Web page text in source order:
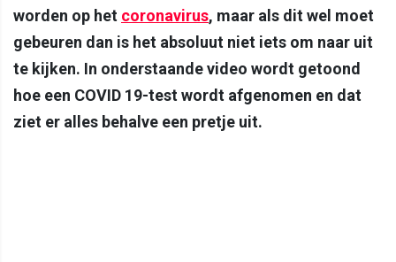
worden op het coronavirus, maar als dit wel moet
gebeuren dan is het absoluut niet iets om naar uit
te kijken. In onderstaande video wordt getoond
hoe een COVID 19-test wordt afgenomen en dat
ziet er alles behalve een pretje uit.